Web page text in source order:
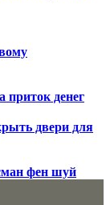
приток денег
двери для
фен шуй